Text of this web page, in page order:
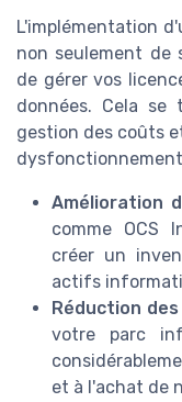
L'implémentation
non seulement de
de gérer vos
données. Cela se
gestion des coûts
Amélioration
comme OCS
créer un
actifs
Réduction
votre parc
et à l'achat de